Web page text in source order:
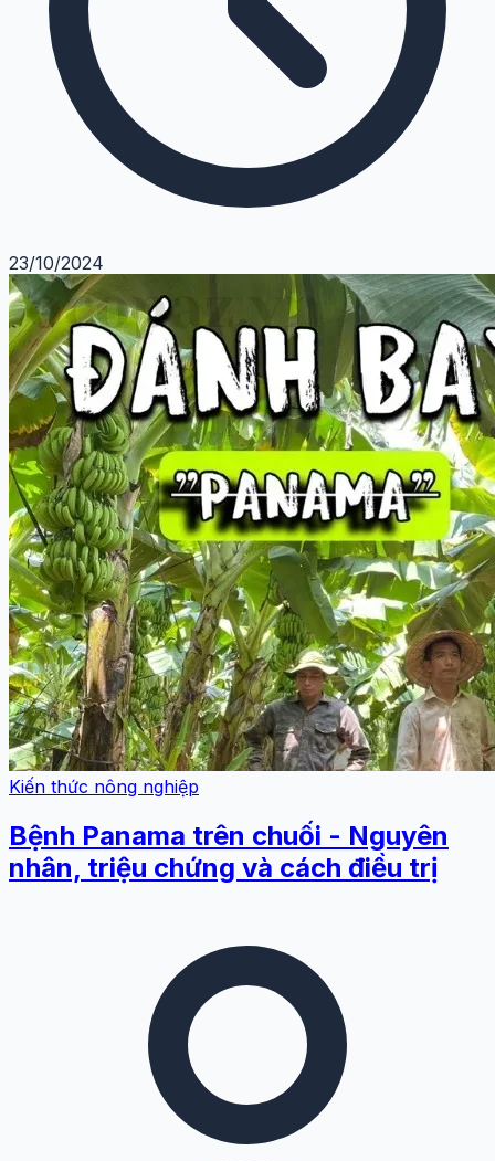
23/10/2024
Kiến thức nông nghiệp
Bệnh Panama trên chuối - Nguyên
nhân, triệu chứng và cách điều trị